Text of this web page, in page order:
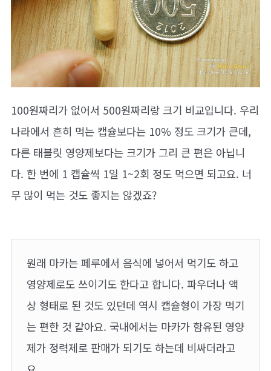
100원짜리가 없어서 500원짜리랑 크기 비교입니다. 우리
나라에서 흔히 먹는 캡슐보다는 10% 정도 크기가 큰데,
다른 태블릿 영양제보다는 크기가 그리 큰 편은 아닙니
다. 한 번에 1 캡슐씩 1일 1~2회 정도 먹으면 되고요. 너
무 많이 먹는 것도 좋지는 않겠죠?
원래 마카는 페루에서 음식에 넣어서 먹기도 하고
영양제로도 쓰이기도 한다고 합니다. 파우더나 액
상 형태로 된 것도 있던데 역시 캡슐형이 가장 먹기
는 편한 것 같아요. 국내에서는 마카가 함유된 영양
제가 정력제로 판매가 되기도 하는데 비싸더라고